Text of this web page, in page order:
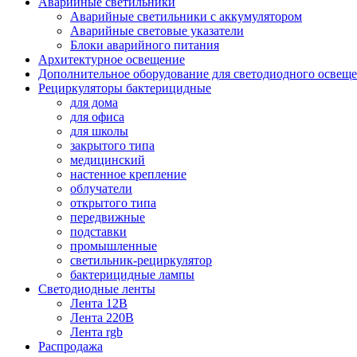
Аварийные светильники с аккумулятором
Аварийные световые указатели
Блоки аварийного питания
Архитектурное освещение
Дополнительное оборудование для светодиодного
Рециркуляторы бактерицидные
для дома
для офиса
для школы
закрытого типа
медицинский
настенное крепление
облучатели
открытого типа
передвижные
подставки
промышленные
светильник-рециркулятор
бактерицидные лампы
Светодиодные ленты
Лента 12В
Лента 220В
Лента rgb
Распродажа